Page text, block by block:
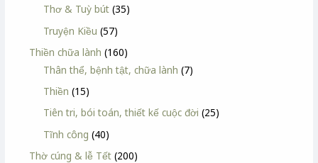
Thơ & Tuỳ bút (35)
Truyện Kiều (57)
Thiền chữa lành (160)
Thân thể, bệnh tật, chữa lành (7)
Thiền (15)
Tiên tri, bói toán, thiết kế cuộc đời (25)
Tĩnh công (40)
Thờ cúng & lễ Tết (200)